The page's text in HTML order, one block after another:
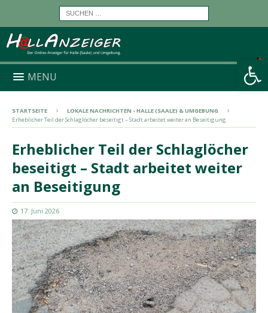
Werkzeugleiste öffnen
MENU
STARTSEITE
LOKALE NACHRICHTEN - HALLE (SAALE) & UMGEBUNG
Erheblicher Teil der Schlaglöcher beseitigt – Stadt arbeitet weiter an Beseitigung
Erheblicher Teil der Schlaglöcher
beseitigt – Stadt arbeitet weiter
an Beseitigung
17. Juni 2026